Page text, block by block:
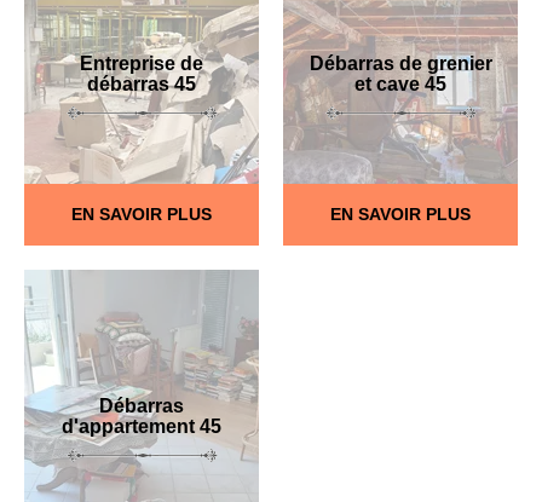
Entreprise de
débarras 45
EN SAVOIR PLUS
Débarras de grenier
et cave 45
EN SAVOIR PLUS
Débarras
d'appartement 45